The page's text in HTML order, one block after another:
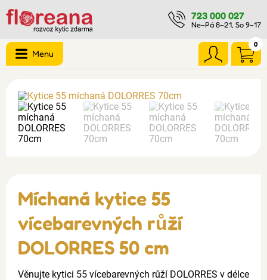
723 000 027
Ne–Pá 8–21, So 9–17
0
Menu
Míchaná kytice 55
vícebarevných růží
DOLORRES 50 cm
Věnujte kytici 55 vícebarevných růží DOLORRES v délce